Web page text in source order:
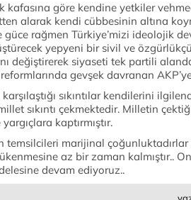
kafasına göre kendine yetkiler
alarak kendi cübbesinin altına
rağmen Türkiye’mizi ideolojik
yepyeni bir sivil ve
değiştirerek siyaseti tek partili
gevşek davranan
sıkıntılar kendilerini
sıkıntı çekmektedir. Milletin
kaptırmıştır.
temsilcileri marijinal çoğunluktadırlar
az bir zaman kalmıştır..
devam ediyoruz..